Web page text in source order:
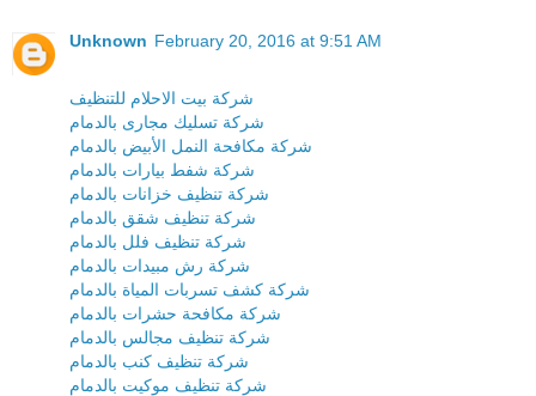
Unknown February 20, 2016 at 9:51 AM
شركة بيت الاحلام للتنظيف
شركة تسليك مجارى بالدمام
شركة مكافحة النمل الأبيض بالدمام
شركة شفط بيارات بالدمام
شركة تنظيف خزانات بالدمام
شركة تنظيف شقق بالدمام
شركة تنظيف فلل بالدمام
شركة رش مبيدات بالدمام
شركة كشف تسربات المياة بالدمام
شركة مكافحة حشرات بالدمام
شركة تنظيف مجالس بالدمام
شركة تنظيف كنب بالدمام
شركة تنظيف موكيت بالدمام